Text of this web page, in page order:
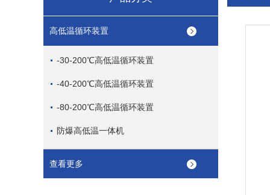
高低温循环装置
-30-200℃高低温循环装置
-40-200℃高低温循环装置
-80-200℃高低温循环装置
防爆高低温一体机
查看更多